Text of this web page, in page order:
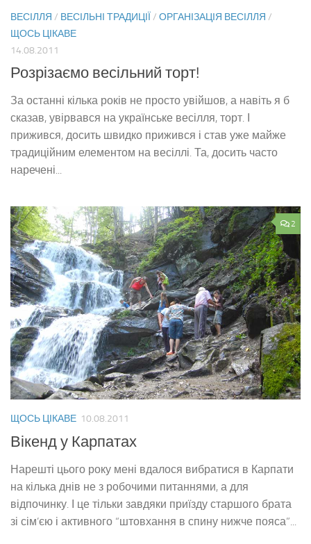
ВЕСІЛЛЯ / ВЕСІЛЬНІ ТРАДИЦІЇ / ОРГАНІЗАЦІЯ ВЕСІЛЛЯ /
ЩОСЬ ЦІКАВЕ
14.08.2011
Розрізаємо весільний торт!
За останні кілька років не просто увійшов, а навіть я б
сказав, увірвався на українське весілля, торт. І
прижився, досить швидко прижився і став уже майже
традиційним елементом на весіллі. Та, досить часто
наречені...
2
ЩОСЬ ЦІКАВЕ 10.08.2011
Вікенд у Карпатах
Нарешті цього року мені вдалося вибратися в Карпати
на кілька днів не з робочими питаннями, а для
відпочинку. І це тільки завдяки приїзду старшого брата
зі сім’єю і активного “штовхання в спину нижче пояса”...